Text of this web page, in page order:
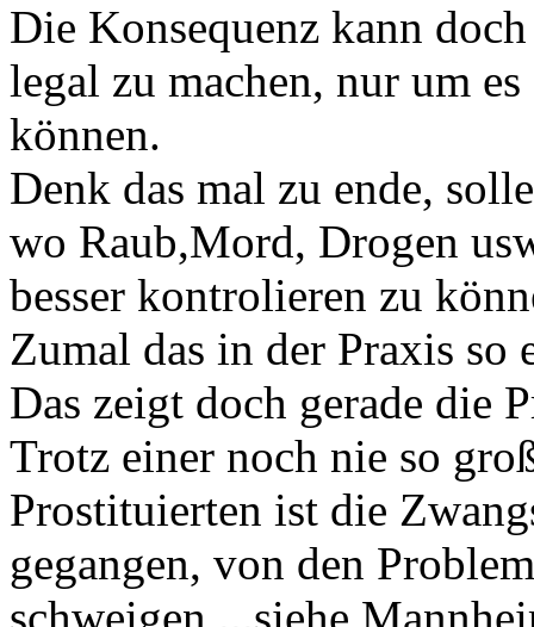
Die Konsequenz kann
legal zu machen, nur um
können.
Denk das mal zu ende,
wo Raub,Mord, Drogen
besser kontrolieren zu
Zumal das in der Praxis
Das zeigt doch gerade die
Trotz einer noch nie so
Prostituierten ist die
gegangen, von den